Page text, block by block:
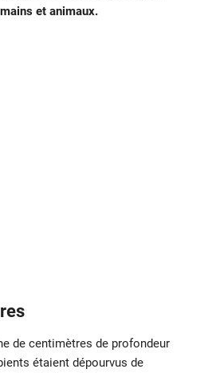
et animaux.
de centimètres de profondeur
étaient dépourvus de